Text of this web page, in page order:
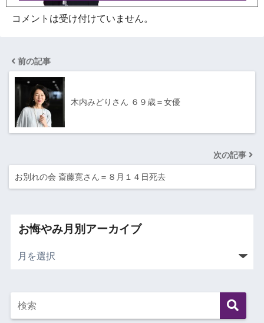
コメントは受け付けていません。
前の記事
木内みどりさん ６９歳＝女優
次の記事
お別れの会 斎藤寛さん＝８月１４日死去
お悔やみ月別アーカイブ